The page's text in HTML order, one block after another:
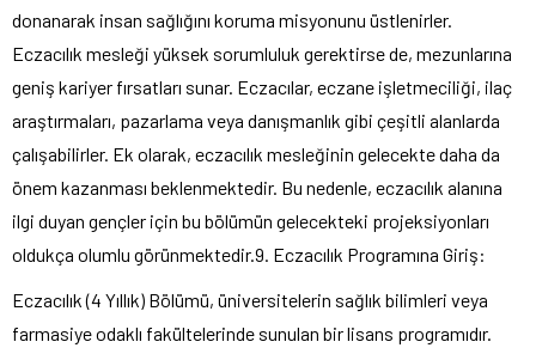
donanarak insan sağlığını koruma misyonunu üstlenirler.
Eczacılık mesleği yüksek sorumluluk gerektirse de, mezunlarına
geniş kariyer fırsatları sunar. Eczacılar, eczane işletmeciliği, ilaç
araştırmaları, pazarlama veya danışmanlık gibi çeşitli alanlarda
çalışabilirler. Ek olarak, eczacılık mesleğinin gelecekte daha da
önem kazanması beklenmektedir. Bu nedenle, eczacılık alanına
ilgi duyan gençler için bu bölümün gelecekteki projeksiyonları
oldukça olumlu görünmektedir.9. Eczacılık Programına Giriş:
Eczacılık (4 Yıllık) Bölümü, üniversitelerin sağlık bilimleri veya
farmasiye odaklı fakültelerinde sunulan bir lisans programıdır.